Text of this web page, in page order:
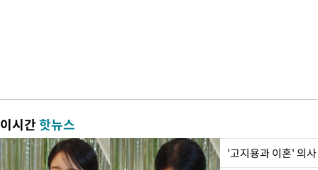
이시간핫뉴스
'고지용과 이혼' 의